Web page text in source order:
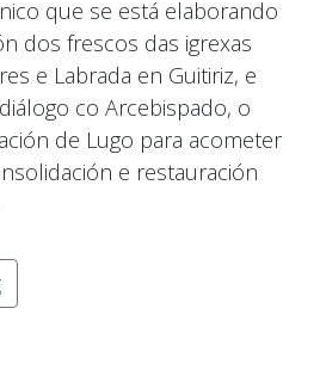
que se está elaborando
dos frescos das igrexas
e Labrada en Guitiriz, e
co Arcebispado, o
de Lugo para acometer
e restauración